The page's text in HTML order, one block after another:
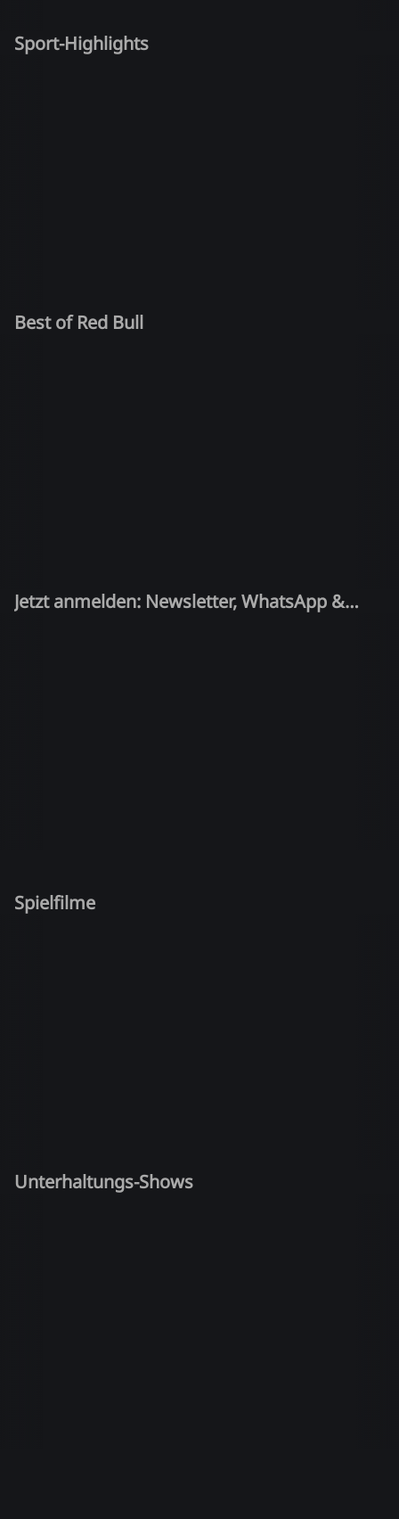
Sport-Highlights
Best of Red Bull
Jetzt anmelden: Newsletter, WhatsApp &
Spielfilme
Unterhaltungs-Shows